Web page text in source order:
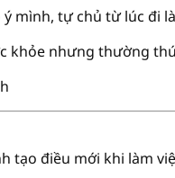
mình, tự chủ từ lúc đi
khỏe nhưng thường
tạo điều mới khi làm